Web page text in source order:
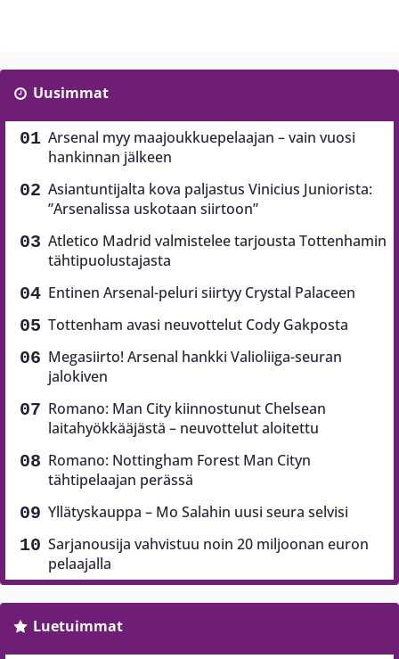
Uusimmat
Arsenal myy maajoukkuepelaajan – vain vuosi
hankinnan jälkeen
Asiantuntijalta kova paljastus Vinicius Juniorista:
”Arsenalissa uskotaan siirtoon”
Atletico Madrid valmistelee tarjousta Tottenhamin
tähtipuolustajasta
Entinen Arsenal-peluri siirtyy Crystal Palaceen
Tottenham avasi neuvottelut Cody Gakposta
Megasiirto! Arsenal hankki Valioliiga-seuran
jalokiven
Romano: Man City kiinnostunut Chelsean
laitahyökkääjästä – neuvottelut aloitettu
Romano: Nottingham Forest Man Cityn
tähtipelaajan perässä
Yllätyskauppa – Mo Salahin uusi seura selvisi
Sarjanousija vahvistuu noin 20 miljoonan euron
pelaajalla
Luetuimmat